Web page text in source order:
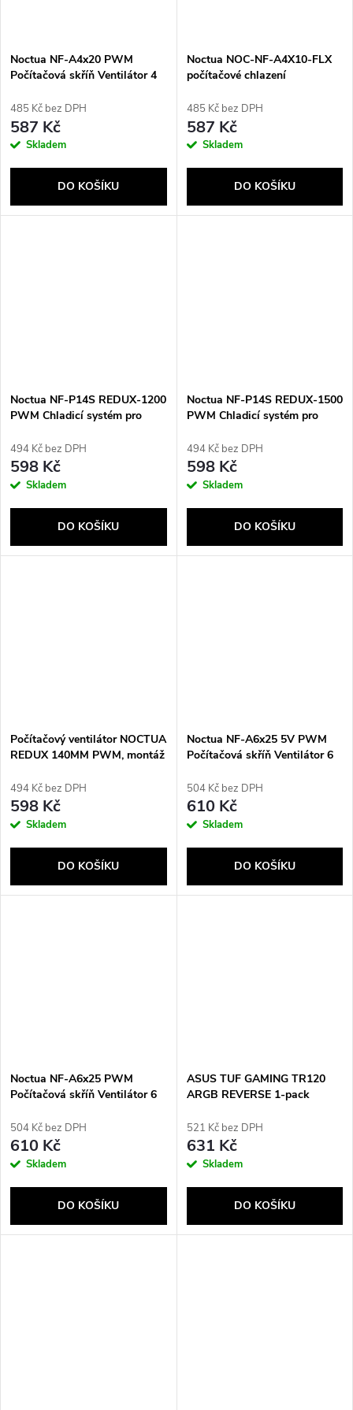
Noctua NF-A4x20 PWM
Počítačová skříň Ventilátor 4
485 Kč bez DPH
587 Kč
Skladem
DO KOŠÍKU
Noctua NOC-NF-A4X10-FLX
počítačové chlazení
cm Béžová, Hnědá 1 kusů
485 Kč bez DPH
587 Kč
Skladem
DO KOŠÍKU
Noctua NF-P14S REDUX-1200
PWM Chladicí systém pro
Ventilátor 14 cm Šedá
494 Kč bez DPH
598 Kč
Skladem
DO KOŠÍKU
Noctua NF-P14S REDUX-1500
PWM Chladicí systém pro
Ventilátor 14 cm Šedá
494 Kč bez DPH
598 Kč
Skladem
DO KOŠÍKU
Počítačový ventilátor NOCTUA
REDUX 140MM PWM, montáž
494 Kč bez DPH
598 Kč
Skladem
DO KOŠÍKU
Noctua NF-A6x25 5V PWM
Počítačová skříň Ventilátor 6
504 Kč bez DPH
610 Kč
Skladem
DO KOŠÍKU
Noctua NF-A6x25 PWM
Počítačová skříň Ventilátor 6
504 Kč bez DPH
610 Kč
Skladem
DO KOŠÍKU
ASUS TUF GAMING TR120
ARGB REVERSE 1-pack
Vzduchový chladič 12 cm Bílá
521 Kč bez DPH
631 Kč
Skladem
DO KOŠÍKU